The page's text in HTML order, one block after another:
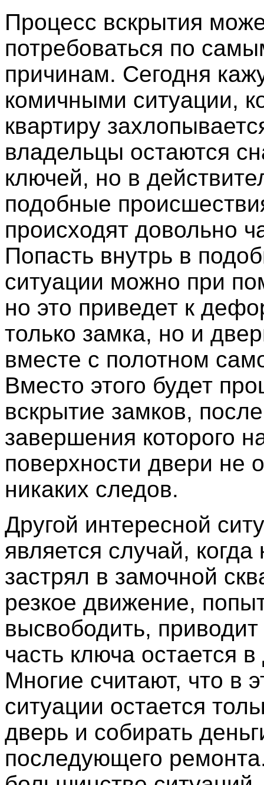
Процесс вскрытия
потребоваться по
причинам. Сегодня
комичными ситуации,
квартиру
владельцы остаются
ключей, но в
подобные
происходят довольно
Попасть внутрь в
ситуации можно при
но это приведет к
только замка, но и
вместе с полотном
Вместо этого будет
вскрытие замков, после
завершения которого
поверхности двери не
никаких следов.
Другой интересной
является случай, когда
застрял в замочной
резкое движение,
высвободить,
часть ключа остается
Многие считают, что в
ситуации остается
дверь и собирать
последующего